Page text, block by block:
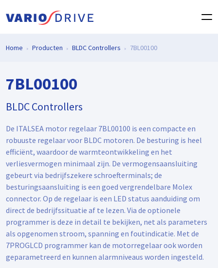
Home Producten BLDC Controllers 7BL00100
7BL00100
BLDC Controllers
De ITALSEA motor regelaar 7BL00100 is een compacte en
robuuste regelaar voor BLDC motoren. De besturing is heel
efficiënt, waardoor de warmteontwikkeling en het
verliesvermogen minimaal zijn. De vermogensaansluiting
gebeurt via bedrijfszekere schroefterminals; de
besturingsaansluiting is een goed vergrendelbare Molex
connector. Op de regelaar is een LED status aanduiding om
direct de bedrijfssituatie af te lezen. Via de optionele
programmer is deze in detail te bekijken, net als parameters
als opgenomen stroom, spanning en foutindicatie. Met de
7PROGLCD programmer kan de motorregelaar ook worden
geparametreerd en kunnen alarmniveaus worden ingesteld.